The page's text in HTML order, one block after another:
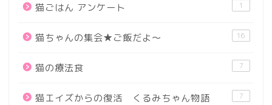
猫ごはん アンケート 1
猫ちゃんの集会★ご飯だよ～ 16
猫の療法食 7
猫エイズからの復活 くるみちゃん物語 7